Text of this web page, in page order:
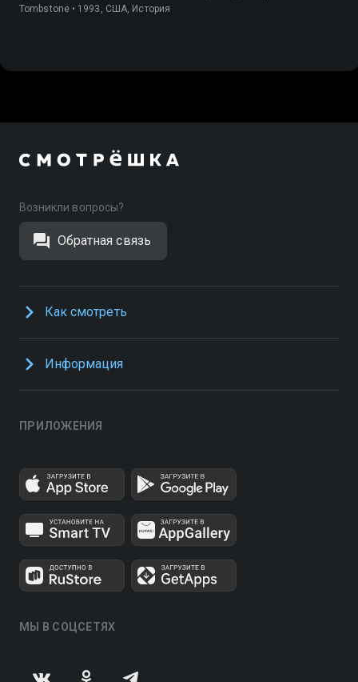
Tombstone • 1993, США, История
Возникли вопросы?
Обратная связь
Как смотреть
Информация
ПРИЛОЖЕНИЯ
МЫ В СОЦСЕТЯХ